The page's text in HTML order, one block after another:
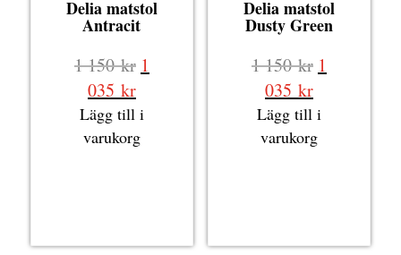
Delia matstol
Antracit
1 150kr Det
priset
var:
1
035 krDet
nuvarande
priset
Lägg till i
varukorg
Delia matstol
Dusty Green
1 150kr Det
priset
var:
1
035 krDet
nuvarande
priset
Lägg till i
varukorg